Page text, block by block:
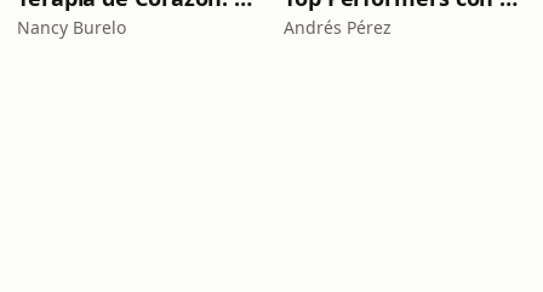
Nancy Burelo Andrés Pérez